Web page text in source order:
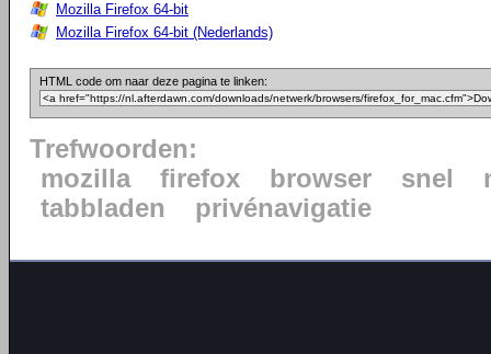
Mozilla Firefox 64-bit
Mozilla Firefox 64-bit (Nederlands)
HTML code om naar deze pagina te linken:
Trefwoorden:
mozilla
firefox browser snel
tabbladen
privénavigatie